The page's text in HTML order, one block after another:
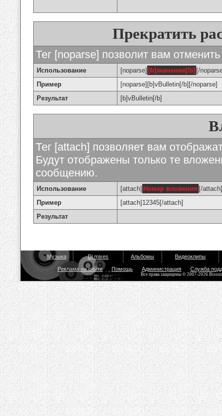
Прекратить
Тег [noparse] позволит вам
Использование [noparse] [b]значение[/b] [/
Пример
[noparse][b]vBulletin[/b][/noparse]
Результат
[b]vBulletin[/b]
Тег [attach] позволяет вам
Будут отображены только те
сообщению.
Использование [attach] Номер вложения [/attach]
Пример
[attach]12345[/attach]
Результат
Музыка Dj mixes Альбомы Видеоклипы
Реклама на сайте Помощь Администрация Служба
Все права защищены © 2007-2026